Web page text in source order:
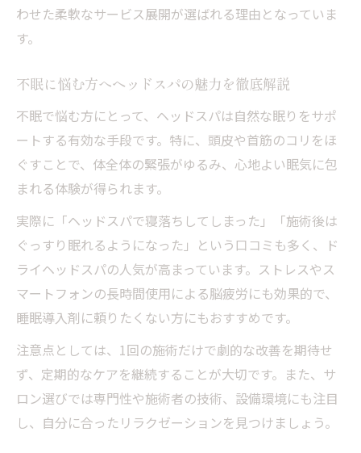
わせた柔軟なサービス展開が選ばれる理由となっていま
す。
不眠に悩む方へヘッドスパの魅力を徹底解説
不眠で悩む方にとって、ヘッドスパは自然な眠りをサポ
ートする有効な手段です。特に、頭皮や首筋のコリをほ
ぐすことで、体全体の緊張がゆるみ、心地よい眠気に包
まれる体験が得られます。
実際に「ヘッドスパで寝落ちしてしまった」「施術後は
ぐっすり眠れるようになった」という口コミも多く、ド
ライヘッドスパの人気が高まっています。ストレスやス
マートフォンの長時間使用による脳疲労にも効果的で、
睡眠導入剤に頼りたくない方にもおすすめです。
注意点としては、1回の施術だけで劇的な改善を期待せ
ず、定期的なケアを継続することが大切です。また、サ
ロン選びでは専門性や施術者の技術、設備環境にも注目
し、自分に合ったリラクゼーションを見つけましょう。